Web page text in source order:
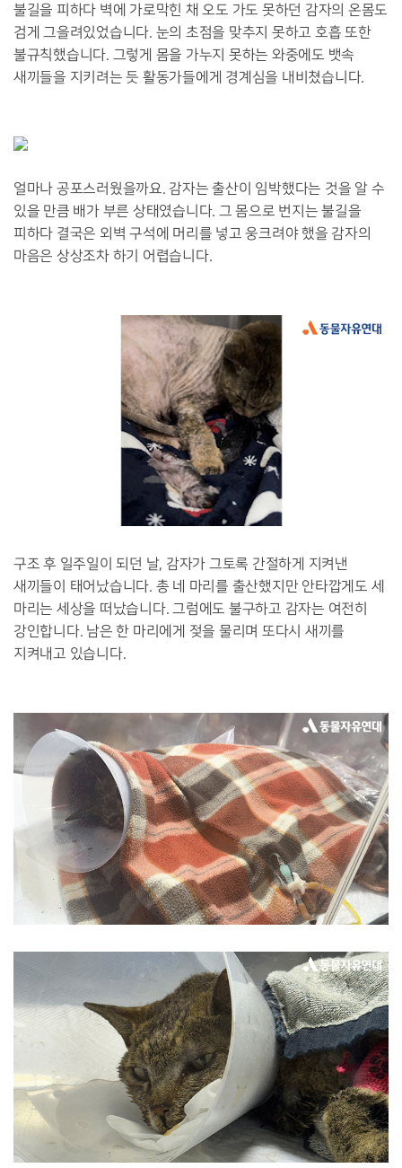
불길을 피하다 벽에 가로막힌 채 오도 가도 못하던 감자의 온몸도
검게 그을려있었습니다. 눈의 초점을 맞추지 못하고 호흡 또한
불규칙했습니다. 그렇게 몸을 가누지 못하는 와중에도 뱃속
새끼들을 지키려는 듯 활동가들에게 경계심을 내비쳤습니다.
얼마나 공포스러웠을까요. 감자는 출산이 임박했다는 것을 알 수
있을 만큼 배가 부른 상태였습니다. 그 몸으로 번지는 불길을
피하다 결국은 외벽 구석에 머리를 넣고 웅크려야 했을 감자의
마음은 상상조차 하기 어렵습니다.
구조 후 일주일이 되던 날, 감자가 그토록 간절하게 지켜낸
새끼들이 태어났습니다. 총 네 마리를 출산했지만 안타깝게도 세
마리는 세상을 떠났습니다. 그럼에도 불구하고 감자는 여전히
강인합니다. 남은 한 마리에게 젖을 물리며 또다시 새끼를
지켜내고 있습니다.